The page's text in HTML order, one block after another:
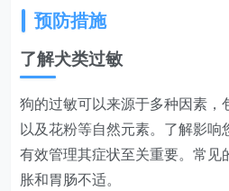
预防措施
了解犬类过敏
狗的过敏可以来源于多种因素，
以及花粉等自然元素。了解影
有效管理其症状至关重要。常见
胀和胃肠不适。